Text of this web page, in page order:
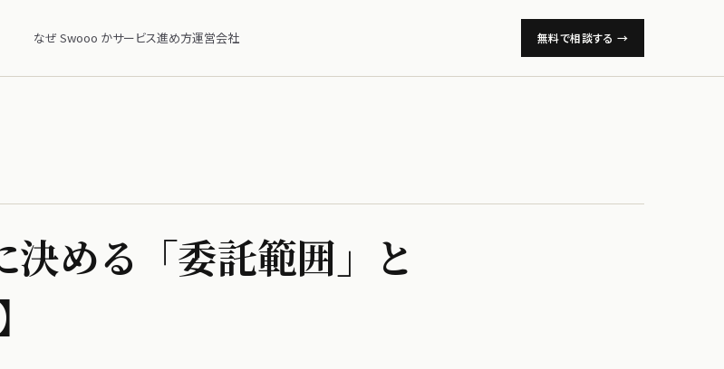
なぜ Swooo かサービス進め方運営会社 無料で相談する →
める​「委託範囲」と​